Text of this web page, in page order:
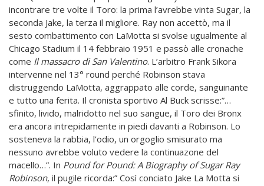
incontrare tre volte il Toro: la prima l’avrebbe vinta Sugar, la
seconda Jake, la terza il migliore. Ray non accettò, ma il
sesto combattimento con LaMotta si svolse ugualmente al
Chicago Stadium il 14 febbraio 1951 e passò alle cronache
come Il massacro di San Valentino. L’arbitro Frank Sikora
intervenne nel 13° round perché Robinson stava
distruggendo LaMotta, aggrappato alle corde, sanguinante
e tutto una ferita. Il cronista sportivo Al Buck scrisse:”…
sfinito, livido, malridotto nel suo sangue, il Toro dei Bronx
era ancora intrepidamente in piedi davanti a Robinson. Lo
sosteneva la rabbia, l’odio, un orgoglio smisurato ma
nessuno avrebbe voluto vedere la continuazone del
macello…”. In Pound for Pound: A Biography of Sugar Ray
Robinson, il pugile ricorda:” Così conciato Jake La Motta si